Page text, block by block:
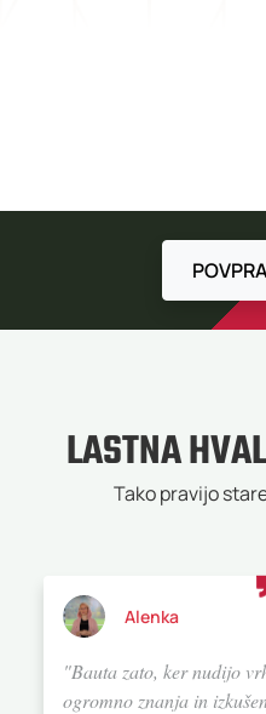
LASTNA
Tako pravijo
Alenka
"Bauta zato, ker nudijo
ogromno znanja in